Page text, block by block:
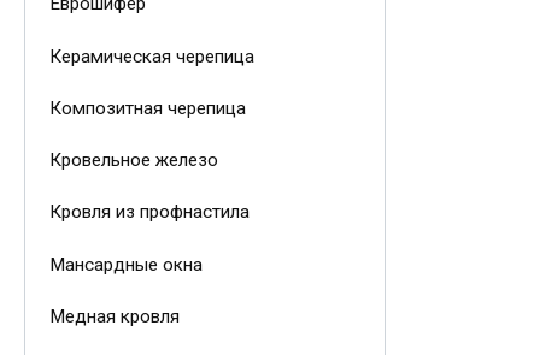
Керамическая черепица
Композитная черепица
Кровельное железо
Кровля из профнастила
Мансардные окна
Медная кровля